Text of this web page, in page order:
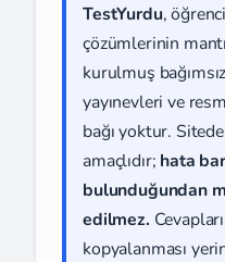
TestYurdu,
çözümlerinin
kurulmuş
yayınevleri ve
bağı yoktur.
amaçlıdır; hata
bulunduğundan
edilmez.
kopyalanması